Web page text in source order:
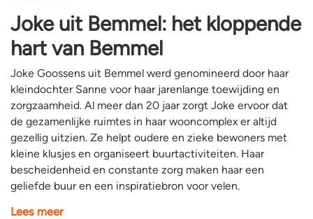
Joke uit Bemmel: het kloppende
hart van Bemmel
Joke Goossens uit Bemmel werd genomineerd door haar
kleindochter Sanne voor haar jarenlange toewijding en
zorgzaamheid. Al meer dan 20 jaar zorgt Joke ervoor dat
de gezamenlijke ruimtes in haar wooncomplex er altijd
gezellig uitzien. Ze helpt oudere en zieke bewoners met
kleine klusjes en organiseert buurtactiviteiten. Haar
bescheidenheid en constante zorg maken haar een
geliefde buur en een inspiratiebron voor velen.
Lees meer